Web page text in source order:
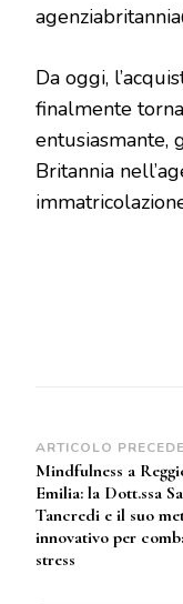
Da oggi,
finalmente
entusiasmante,
Britannia
articoli
ARTICOLO
Mindfulness a
Emilia: la Dott.ssa
Tancredi e il suo
innovativo per
stress